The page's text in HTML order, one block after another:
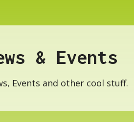
& Events
Events and other cool stuff.